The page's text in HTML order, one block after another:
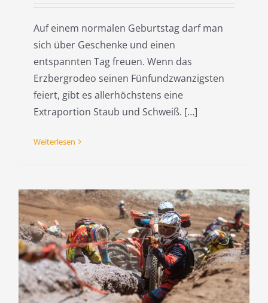
Auf einem normalen Geburtstag darf man
sich über Geschenke und einen
entspannten Tag freuen. Wenn das
Erzbergrodeo seinen Fünfundzwanzigsten
feiert, gibt es allerhöchstens eine
Extraportion Staub und Schweiß. […]
Weiterlesen